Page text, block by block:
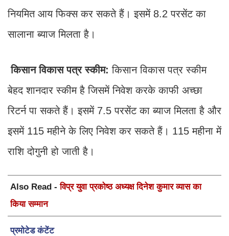
नियमित आय फिक्स कर सकते हैं। इसमें 8.2 परसेंट का
सालाना ब्याज मिलता है।
किसान विकास पत्र स्कीम: किसान विकास पत्र स्कीम
बेहद शानदार स्कीम है जिसमें निवेश करके काफी अच्छा
रिटर्न पा सकते हैं। इसमें 7.5 परसेंट का ब्याज मिलता है और
इसमें 115 महीने के लिए निवेश कर सकते हैं। 115 महीना में
राशि दोगुनी हो जाती है।
Also Read -विप्र युवा प्रकोष्ठ अध्यक्ष दिनेश कुमार व्यास का
किया सम्मान